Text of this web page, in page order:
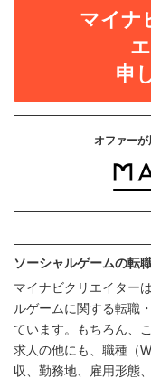
マイナ
申
オファーが
ソーシャルゲームの転
マイナビクリエイター
ルゲームに関する転職
ています。もちろん、
求人の他にも、職種（
収、勤務地、雇用形態